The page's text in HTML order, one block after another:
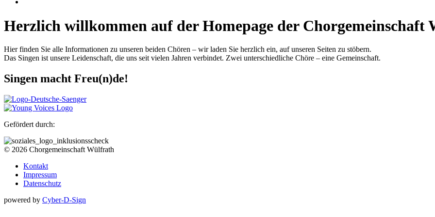
Herzlich willkommen auf der Homepage der Chorgemeinschaft
Hier finden Sie alle Informationen zu unseren beiden Chören – wir laden Sie herzlich ein, auf unseren Seiten zu stöbern.
Das Singen ist unsere Leidenschaft, die uns seit vielen Jahren verbindet. Zwei unterschiedliche Chöre – eine Gemeinschaft.
Singen macht Freu(n)de!
Gefördert durch:
© 2026 Chorgemeinschaft Wülfrath
Kontakt
Impressum
Datenschutz
powered by Cyber-D-Sign